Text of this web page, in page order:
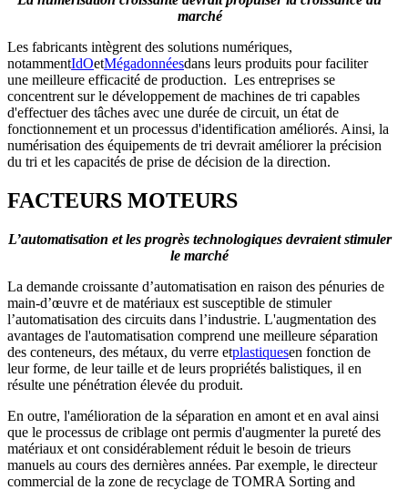
marché
Les fabricants intègrent des solutions numériques,
notammentIdOetMégadonnéesdans leurs produits pour faciliter
une meilleure efficacité de production. Les entreprises se
concentrent sur le développement de machines de tri capables
d'effectuer des tâches avec une durée de circuit, un état de
fonctionnement et un processus d'identification améliorés. Ainsi, la
numérisation des équipements de tri devrait améliorer la précision
du tri et les capacités de prise de décision de la direction.
FACTEURS MOTEURS
L’automatisation et les progrès technologiques devraient stimuler
le marché
La demande croissante d’automatisation en raison des pénuries de
main-d’œuvre et de matériaux est susceptible de stimuler
l’automatisation des circuits dans l’industrie. L'augmentation des
avantages de l'automatisation comprend une meilleure séparation
des conteneurs, des métaux, du verre etplastiquesen fonction de
leur forme, de leur taille et de leurs propriétés balistiques, il en
résulte une pénétration élevée du produit.
En outre, l'amélioration de la séparation en amont et en aval ainsi
que le processus de criblage ont permis d'augmenter la pureté des
matériaux et ont considérablement réduit le besoin de trieurs
manuels au cours des dernières années. Par exemple, le directeur
commercial de la zone de recyclage de TOMRA Sorting and